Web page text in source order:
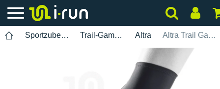
Sportzubehör Trail-Gamaschen Altra Altra Trail Gaiter